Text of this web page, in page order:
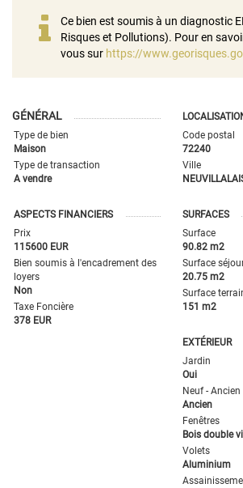
Ce bien est soumis à un diagnostic
Risques et Pollutions). Pour en
vous sur https://
GÉNÉRAL
Type de bien
Maison
Type de transaction
A vendre
Code postal
72240
Ville
ASPECTS FINANCIERS
Prix
115600 EUR
Bien soumis à l'encadrement des
loyers
Non
Taxe Foncière
378 EUR
SURFACES
Surface
90.82 m2
Surface
20.75 m2
Surface
151 m2
EXTÉRIEUR
Jardin
Oui
Neuf - Ancien
Ancien
Fenêtres
Bois double
Volets
Aluminium